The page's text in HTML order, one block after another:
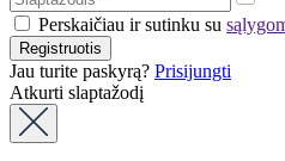
Perskaičiau ir sutinku su
Jau turite paskyrą? Prisijungti
Atkurti slaptažodį